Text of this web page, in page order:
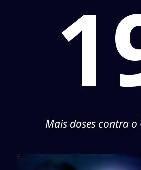
Mais doses contra o